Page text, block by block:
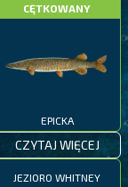
CĘTKOWANY
EPICKA
CZYTAJ WIĘCEJ
JEZIORO WHITNEY